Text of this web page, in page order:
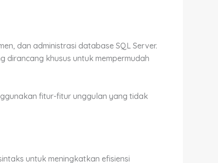
dan administrasi database SQL Server.
dirancang khusus untuk mempermudah
fitur-fitur unggulan yang tidak
untuk meningkatkan efisiensi